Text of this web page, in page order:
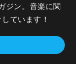
ジン。音楽に関
ています！